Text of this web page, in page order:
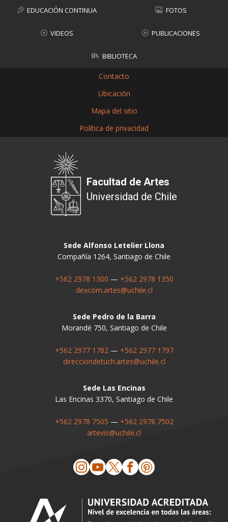
EDUCACIÓN CONTINUA FOTOS
VIDEOS PUBLICACIONES
BIBLIOTECA
Contacto
Ubicación
Mapa del sitio
Política de privacidad
Facultad de Artes
Universidad de Chile
Sede Alfonso Letelier Llona
Compañía 1264, Santiago de Chile
+562 2978 1300 — +562 2978 1350
dexcom.artes@uchile.cl
Sede Pedro de la Barra
Morandé 750, Santiago de Chile
+562 2977 1782— +562 2977 1797
direcciondetuch.artes@uchile.cl
Sede Las Encinas
Las Encinas 3370, Santiago de Chile
+562 2978 7505 — +562 2978 7502
artevis@uchile.cl